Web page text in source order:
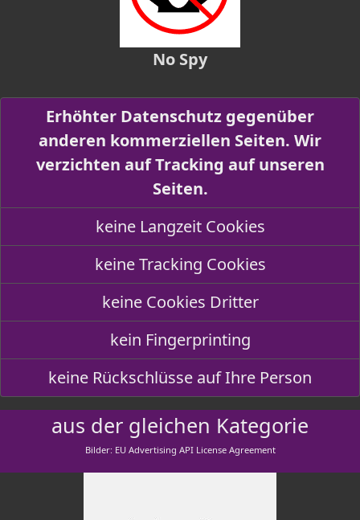
No Spy
Erhöhter Datenschutz gegenüber
anderen kommerziellen Seiten. Wir
verzichten auf Tracking auf unseren
Seiten.
keine Langzeit Cookies
keine Tracking Cookies
keine Cookies Dritter
kein Fingerprinting
keine Rückschlüsse auf Ihre Person
aus der gleichen Kategorie
Bilder: EU Advertising API License Agreement